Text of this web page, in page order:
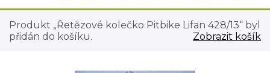
Produkt „Řetězové kolečko Pitbike Lifan 428/13“ byl
přidán do košíku.
Zobrazit košík